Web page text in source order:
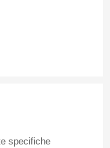
specifiche